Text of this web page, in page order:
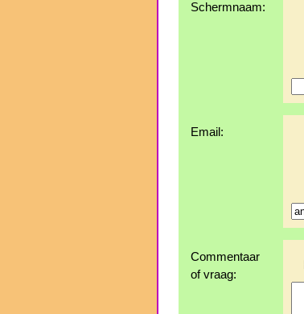
Schermnaam:
Email:
Commentaar
of vraag: